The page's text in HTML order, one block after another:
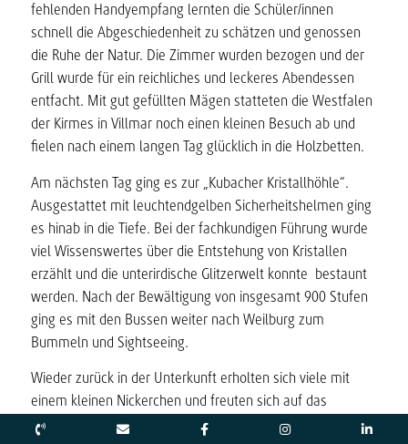
fehlenden Handyempfang lernten die Schüler/innen
schnell die Abgeschiedenheit zu schätzen und genossen
die Ruhe der Natur. Die Zimmer wurden bezogen und der
Grill wurde für ein reichliches und leckeres Abendessen
entfacht. Mit gut gefüllten Mägen statteten die Westfalen
der Kirmes in Villmar noch einen kleinen Besuch ab und
fielen nach einem langen Tag glücklich in die Holzbetten.
Am nächsten Tag ging es zur „Kubacher Kristallhöhle“.
Ausgestattet mit leuchtendgelben Sicherheitshelmen ging
es hinab in die Tiefe. Bei der fachkundigen Führung wurde
viel Wissenswertes über die Entstehung von Kristallen
erzählt und die unterirdische Glitzerwelt konnte bestaunt
werden. Nach der Bewältigung von insgesamt 900 Stufen
ging es mit den Bussen weiter nach Weilburg zum
Bummeln und Sightseeing.
Wieder zurück in der Unterkunft erholten sich viele mit
einem kleinen Nickerchen und freuten sich auf das
gemeinsame Abendessen. Gut gesättigt fand man sich in